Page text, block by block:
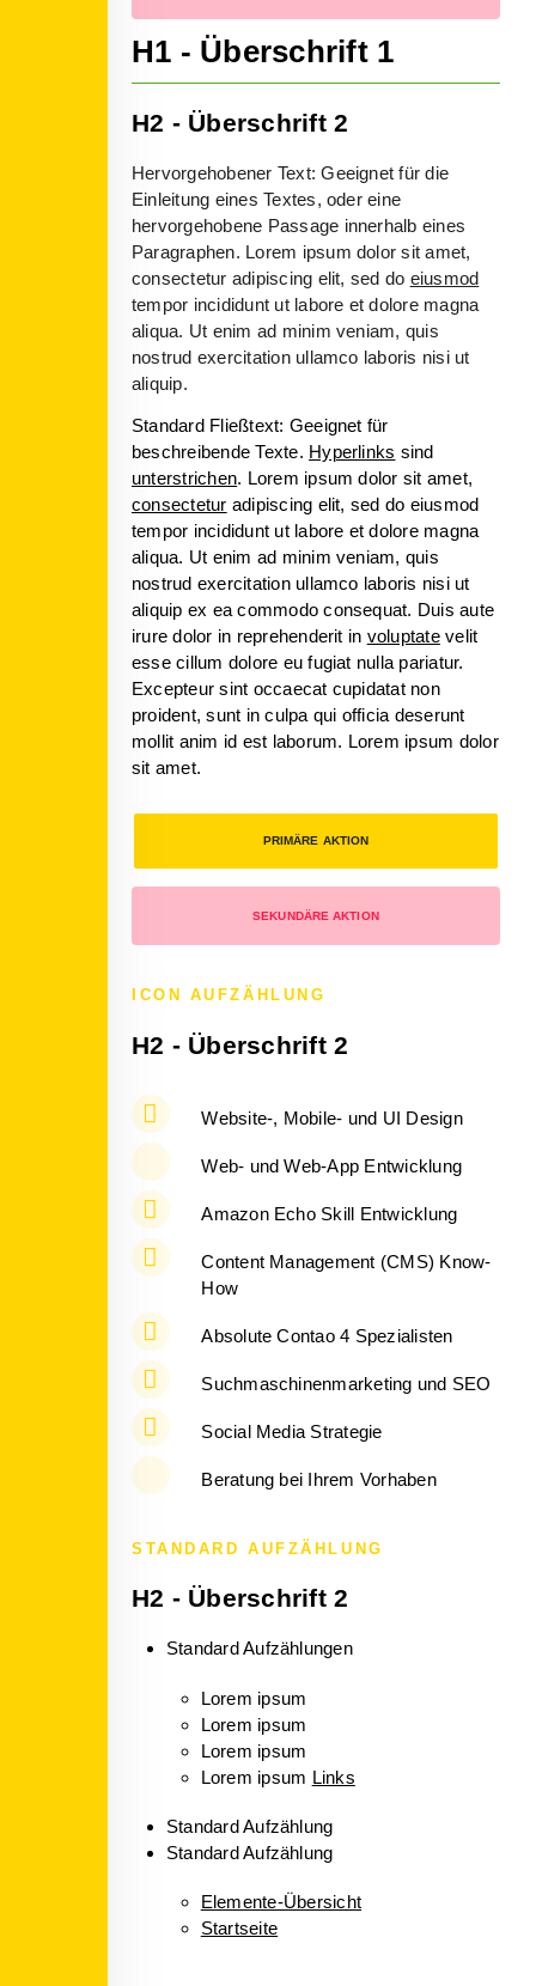
H1 - Überschrift 1
H2 - Überschrift 2
Hervorgehobener Text: Geeignet für die
Einleitung eines Textes, oder eine
hervorgehobene Passage innerhalb eines
Paragraphen. Lorem ipsum dolor sit amet,
consectetur adipiscing elit, sed do eiusmod
tempor incididunt ut labore et dolore magna
aliqua. Ut enim ad minim veniam, quis
nostrud exercitation ullamco laboris nisi ut
aliquip.
Standard Fließtext: Geeignet für
beschreibende Texte. Hyperlinks sind
unterstrichen. Lorem ipsum dolor sit amet,
consectetur adipiscing elit, sed do eiusmod
tempor incididunt ut labore et dolore magna
aliqua. Ut enim ad minim veniam, quis
nostrud exercitation ullamco laboris nisi ut
aliquip ex ea commodo consequat. Duis aute
irure dolor in reprehenderit in voluptatevelit
esse cillum dolore eu fugiat nulla pariatur.
Excepteur sint occaecat cupidatat non
proident, sunt in culpa qui officia deserunt
mollit anim id est laborum. Lorem ipsum dolor
sit amet.
PRIMÄRE AKTION
SEKUNDÄRE AKTION
ICON AUFZÄHLUNG
H2 - Überschrift 2
Website-, Mobile- und UI Design
Web- und Web-App Entwicklung
Amazon Echo Skill Entwicklung
Content Management (CMS) Know-
How
Absolute Contao 4 Spezialisten
Suchmaschinenmarketing und SEO
Social Media Strategie
Beratung bei Ihrem Vorhaben
STANDARD AUFZÄHLUNG
H2 - Überschrift 2
Standard Aufzählungen
Lorem ipsum
Lorem ipsum
Lorem ipsum
Lorem ipsum Links
Standard Aufzählung
Standard Aufzählung
Elemente-Übersicht
Startseite